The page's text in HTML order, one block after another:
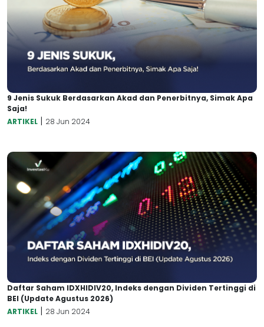
9 Jenis Sukuk Berdasarkan Akad dan Penerbitnya, Simak Apa
Saja!
ARTIKEL | 28 Jun 2024
Daftar Saham IDXHIDIV20, Indeks dengan Dividen Tertinggi di
BEI (Update Agustus 2026)
ARTIKEL | 28 Jun 2024